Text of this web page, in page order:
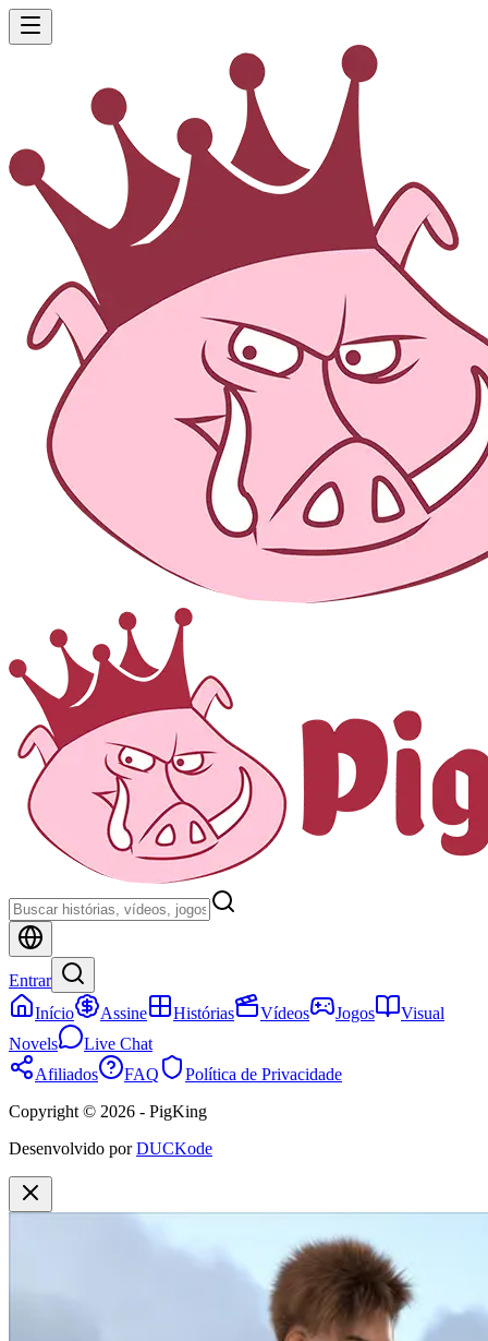
Entrar
Início
Assine Histórias Vídeos Jogos
Visual
Novels
Live Chat
Afiliados
FAQ
Política de Privacidade
Copyright © 2026 - PigKing
Desenvolvido por DUCKode